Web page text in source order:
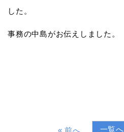
した。
事務の中島がお伝えしました。
« 前へ 一覧へ